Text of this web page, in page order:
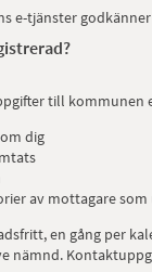
e-tjänster
till
dig
av mottagare
en gång per
nämnd.